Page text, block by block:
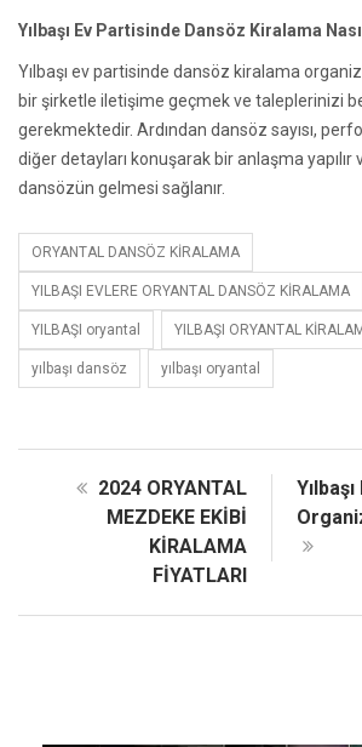
Yılbaşı Ev Partisinde Dansöz Kiralama
Yılbaşı ev partisinde dansöz kiralama
bir şirketle iletişime geçmek ve taleplerinizi
gerekmektedir. Ardından dansöz sayısı,
diğer detayları konuşarak bir anlaşma
dansözün gelmesi sağlanır.
ORYANTAL DANSÖZ KİRALAMA
YILBAŞI EVLERE ORYANTAL DANSÖZ KİRALAMA
YILBAŞI oryantal YILBAŞI ORYANTAL
yılbaşı dansöz yılbaşı oryantal
2024 ORYANTAL
MEZDEKE EKİBİ
KİRALAMA
FİYATLARI